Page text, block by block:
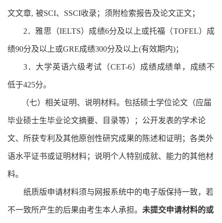
文文章, 被SCI、 SSCI收录；须附检索报告及论文正文；
2．雅思（IELTS）成绩6分及以上或托福（TOFEL）成
绩90分及以上或GRE成绩300分及以上(有效期内)；
3． 大学英语六级考试（CET-6）成绩成绩单，成绩不
低于425分。
（七）相关证明、说明材料。包括硕士学位论文（应届
毕业硕士生毕业论文摘要、目录等）；公开发表的学术论
文、所获专利及其他原创性研究成果的陈述和证明；各类外
语水平证书或证明材料；说明个人特别成就、能力的其他材
料。
纸质版申请材料须与网报系统中的电子版保持一致，若
不一致所产生的后果由考生本人承担。 未提交申请材料的或